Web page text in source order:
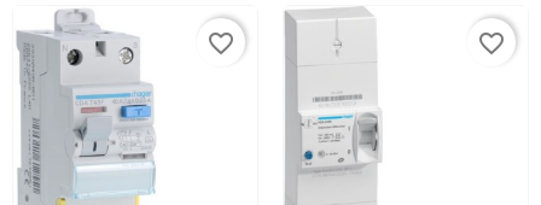
favorite_border favorite_border